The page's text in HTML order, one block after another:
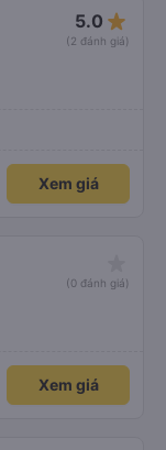
5.0 star_rate
(2 đánh giá)
Xem giá
(0 đánh giá)
Xem giá